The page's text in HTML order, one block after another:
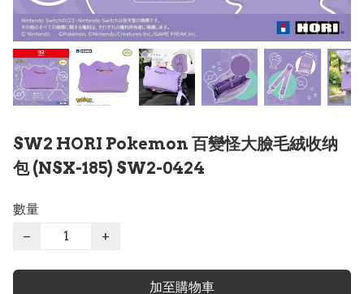
SW2 HORI Pokemon 百變怪大臉毛絨收纳
包 (NSX-185) SW2-0424
數量
−
+
加至購物車